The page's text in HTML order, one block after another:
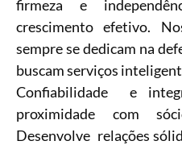
firmeza e
crescimento efetivo.
sempre se dedicam na
buscam serviços
Confiabilidade e
proximidade com
Desenvolve relações